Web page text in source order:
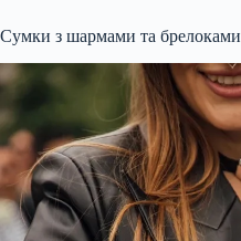
Сумки з шармами та брелоками